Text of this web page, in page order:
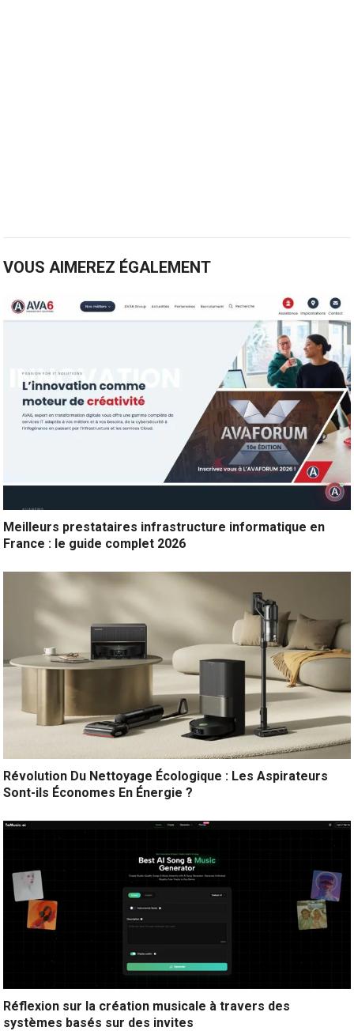
VOUS AIMEREZ ÉGALEMENT
Meilleurs prestataires infrastructure informatique en
France : le guide complet 2026
Révolution Du Nettoyage Écologique : Les Aspirateurs
Sont-ils Économes En Énergie ?
Réflexion sur la création musicale à travers des
systèmes basés sur des invites